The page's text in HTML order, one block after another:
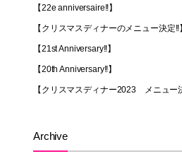
【22e anniversaire!!】
【クリスマスディナーのメニュー決定!!
【21st Anniversary!!】
【20th Anniversary!!】
【クリスマスディナー2023 メニュー
Archive